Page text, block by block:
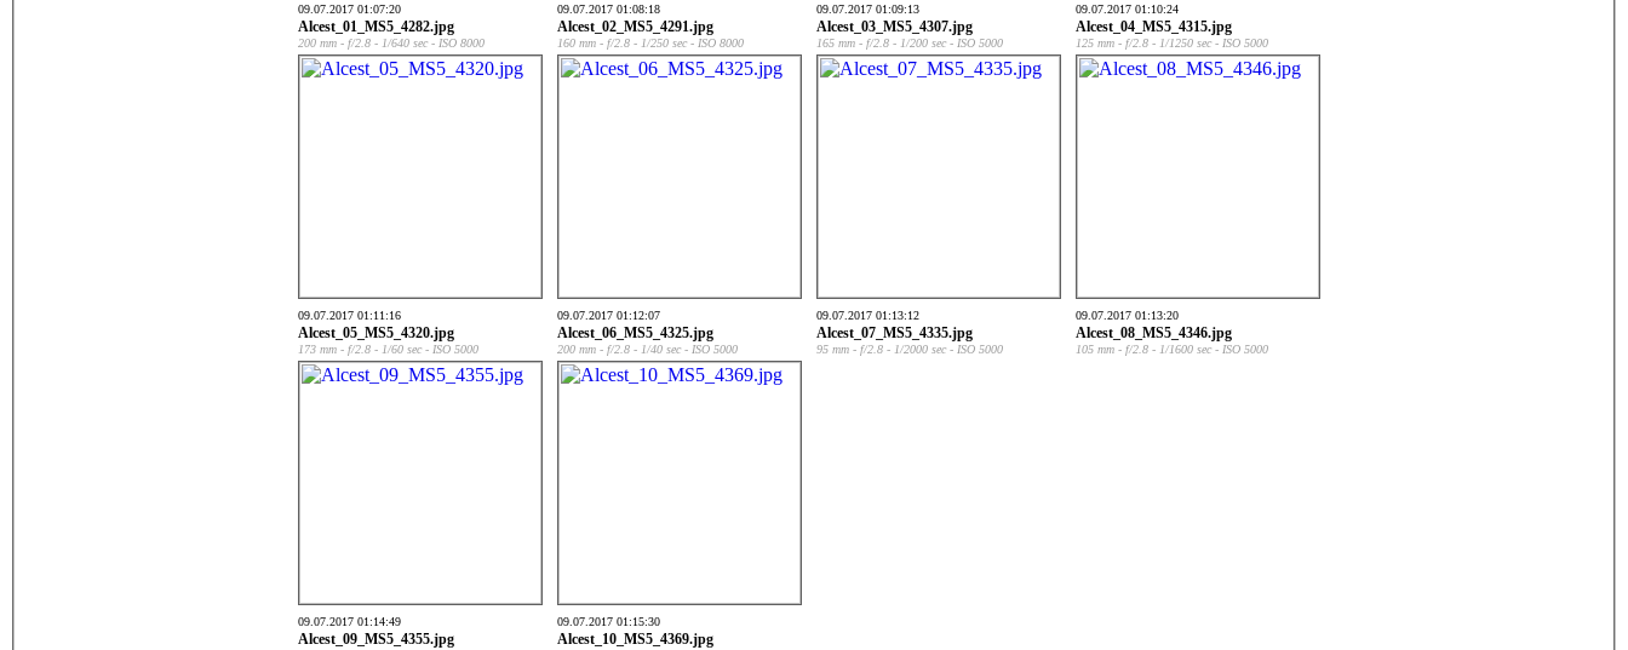
09.07.2017 01:07:20
Alcest_01_MS5_4282.jpg
200 mm - f/2.8 - 1/640 sec - ISO 8000
09.07.2017 01:08:18
Alcest_02_MS5_4291.jpg
160 mm - f/2.8 - 1/250 sec - ISO 8000
09.07.2017 01:09:13
Alcest_03_MS5_4307.jpg
165 mm - f/2.8 - 1/200 sec - ISO 5000
09.07.2017 01:10:24
Alcest_04_MS5_4315.jpg
125 mm - f/2.8 - 1/1250 sec - ISO 5000
09.07.2017 01:11:16
Alcest_05_MS5_4320.jpg
173 mm - f/2.8 - 1/60 sec - ISO 5000
09.07.2017 01:12:07
Alcest_06_MS5_4325.jpg
200 mm - f/2.8 - 1/40 sec - ISO 5000
09.07.2017 01:13:12
Alcest_07_MS5_4335.jpg
95 mm - f/2.8 - 1/2000 sec - ISO 5000
09.07.2017 01:13:20
Alcest_08_MS5_4346.jpg
105 mm - f/2.8 - 1/1600 sec - ISO 5000
09.07.2017 01:14:49
Alcest_09_MS5_4355.jpg
09.07.2017 01:15:30
Alcest_10_MS5_4369.jpg